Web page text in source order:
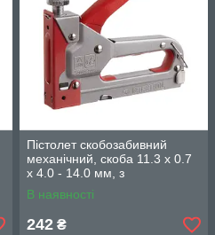
Пістолет скобозабивний
механічний, скоба 11.3 x 0.7
x 4.0 - 14.0 мм, з
прогумованою рукояткою RT-
0102
В наявності
242 ₴